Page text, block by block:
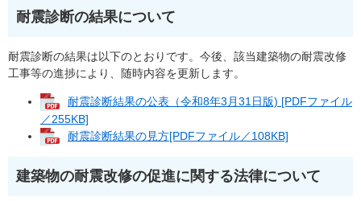
耐震診断の結果について
耐震診断の結果は以下のとおりです。今後、該当建築物の耐震改修
工事等の進捗により、随時内容を更新します。
耐震診断結果の公表（令和8年3月31日版) [PDFファイル
／255KB]
耐震診断結果の見方[PDFファイル／108KB]
建築物の耐震改修の促進に関する法律について